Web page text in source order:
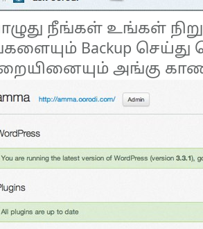
நீங்கள் உங்கள்
Backup
அங்கு காண